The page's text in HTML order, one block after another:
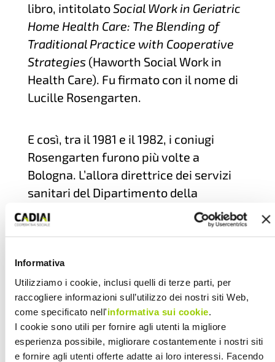
Informativa
Utilizziamo i cookie, inclusi quelli di terze parti, per
raccogliere informazioni sull’utilizzo dei nostri siti Web,
come specificato nell'informativa sui cookie
I cookie sono utili per fornire agli utenti la migliore
esperienza possibile, migliorare costantemente i nostri siti
e fornire agli utenti offerte adatte ai loro interessi. Facendo
libro, intitolatoSocial Work in Geriatric
Home Health Care: The Blending of
Traditional Practice with Cooperative
Strategies(Haworth Social Work in
Health Care). Fu firmato con il nome di
Lucille Rosengarten.
E così, tra il 1981 e il 1982, i coniugi
Rosengarten furono più volte a
Bologna. L’allora direttrice dei servizi
sanitari del Dipartimento della
previdenza sociale della Regione
Emilia-Romagna, Anna Lopes-Pegna, li
nata sette anni prima. All’epoca la
presidente della cooperativa era Rita
Frassanito, ma poiché era in maternità,
il suo ruolo era svolto dalla
vicepresidente Sonia Scavo.
Quest’ultima incontrò diverse volte i